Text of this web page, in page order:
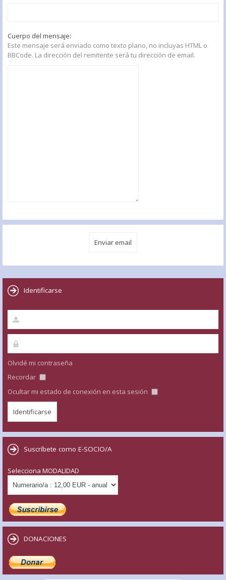
Cuerpo del mensaje:
Este mensaje será enviado como texto plano, no incluyas HTML o
BBCode. La dirección del remitente será tu dirección de email.
Identificarse
Olvidé mi contraseña
Recordar
Ocultar mi estado de conexión en esta sesión
Suscríbete como E-SOCIO/A
Selecciona MODALIDAD
DONACIONES